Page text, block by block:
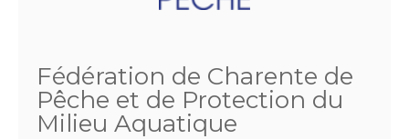
Fédération de Charente de
Pêche et de Protection du
Milieu Aquatique